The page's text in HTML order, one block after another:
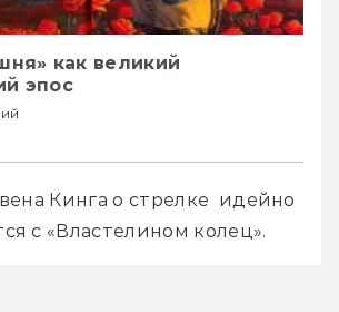
как великий
эпос
Кинга о стрелке  идейно
с «Властелином колец».